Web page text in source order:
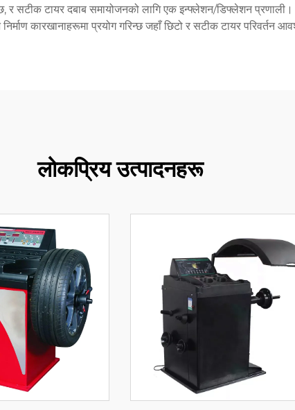
र सटीक टायर दबाब समायोजनको लागि एक इन्फ्लेशन/डिफ्लेशन
कारखानाहरूमा प्रयोग गरिन्छ जहाँ छिटो र सटीक टायर परिवर्तन
लोकप्रिय उत्पादनहरू